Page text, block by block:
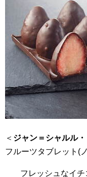
＜ ジャン＝シャルル
フルーツタブレット(
フレッシュなイ